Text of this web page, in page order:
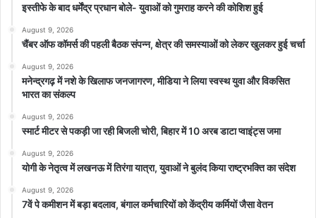
इस्तीफे के बाद धर्मेंद्र प्रधान बोले- युवाओं को गुमराह करने की कोशिश हुई
August 9, 2026
चैंबर ऑफ कॉमर्स की पहली बैठक संपन्न, क्षेत्र की समस्याओं को लेकर खुलकर हुई चर्चा
August 9, 2026
मनेन्द्रगढ़ में नशे के खिलाफ जनजागरण, मीडिया ने लिया स्वस्थ युवा और विकसित
भारत का संकल्प
August 9, 2026
स्मार्ट मीटर से पकड़ी जा रही बिजली चोरी, बिहार में 10 अरब डाटा प्वाइंट्स जमा
August 9, 2026
योगी के नेतृत्व में लखनऊ में तिरंगा यात्रा, युवाओं ने बुलंद किया राष्ट्रभक्ति का संदेश
August 9, 2026
7वें पे कमीशन में बड़ा बदलाव, बंगाल कर्मचारियों को केंद्रीय कर्मियों जैसा वेतन